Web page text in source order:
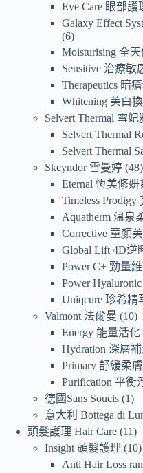
Eye Care 眼部護
Galaxy Effect
6
Moisturising 全
Sensitive 治療敏
Therapeutics 暗
Whitening 美白
Selvert Thermal 雪妃
Selvert Thermal
Selvert Thermal
Skeyndor 雪曼婷 48
Eternal 恆美修妍
Timeless Prodigy
Aquatherm 溫泉
Corrective 童顏
Global Lift 4D逆
Power C+ 勁量
Power
Uniqcure 珍希精
Valmont 法爾曼
10
Energy 能量活化
Hydration 深層
Primary 舒緩柔
Purification 平衡
德國Sans Soucis 1
意大利 Bottega di
頭髮護理 Hair Care 11
Insight 頭髮護理
10
Anti Hair Loss